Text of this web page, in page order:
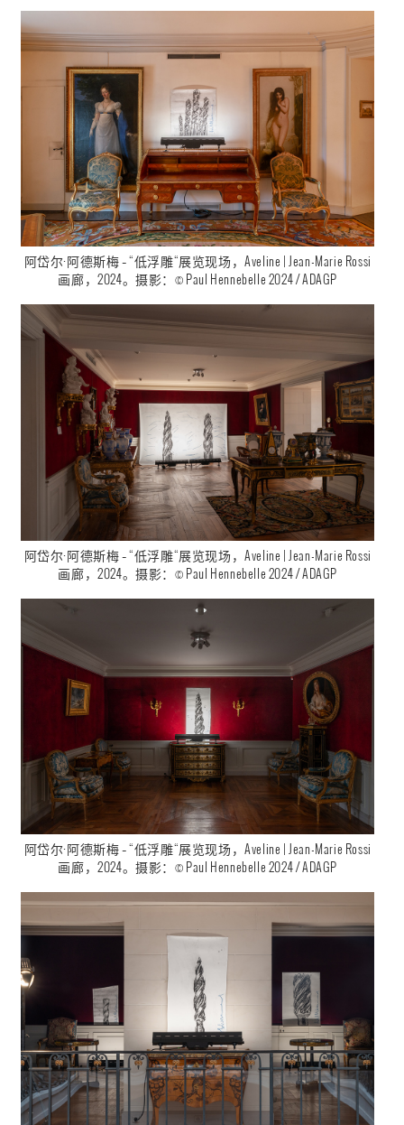
阿岱尔·阿德斯梅 – “低浮雕“展览现场，Aveline | Jean-Marie Rossi
画廊，2024。摄影：© Paul Hennebelle 2024 / ADAGP
阿岱尔·阿德斯梅 – “低浮雕“展览现场，Aveline | Jean-Marie Rossi
画廊，2024。摄影：© Paul Hennebelle 2024 / ADAGP
阿岱尔·阿德斯梅 – “低浮雕“展览现场，Aveline | Jean-Marie Rossi
画廊，2024。摄影：© Paul Hennebelle 2024 / ADAGP